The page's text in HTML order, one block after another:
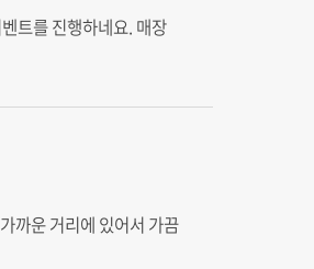
트를 진행하네요. 매장
까운 거리에 있어서 가끔